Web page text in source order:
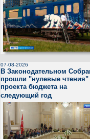
07-08-2026
В Законодательном
прошли "нулевые чтения"
проекта бюджета на
следующий год